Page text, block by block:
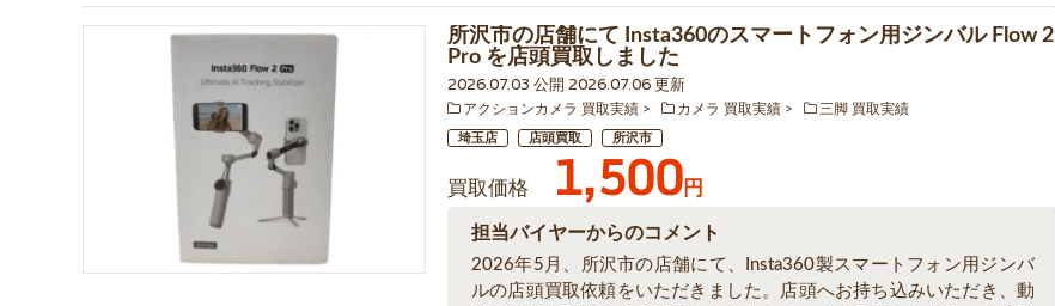
所沢市の店舗にて Insta360のスマートフォン用ジンバル Flow 2
Pro を店頭買取しました
2026.07.03 公開 2026.07.06 更新
アクションカメラ 買取実績 カメラ 買取実績 三脚 買取実績
埼玉店 店頭買取 所沢市
買取価格 1,500円
担当バイヤーからのコメント
2026年5月、所沢市の店舗にて、Insta360製スマートフォン用ジンバ
ルの店頭買取依頼をいただきました。店頭へお持ち込みいただき、動